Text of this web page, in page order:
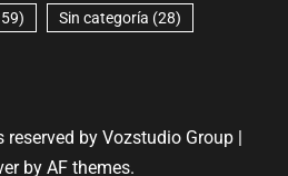
Sin categoría (28)
by Vozstudio Group |
by AF themes.